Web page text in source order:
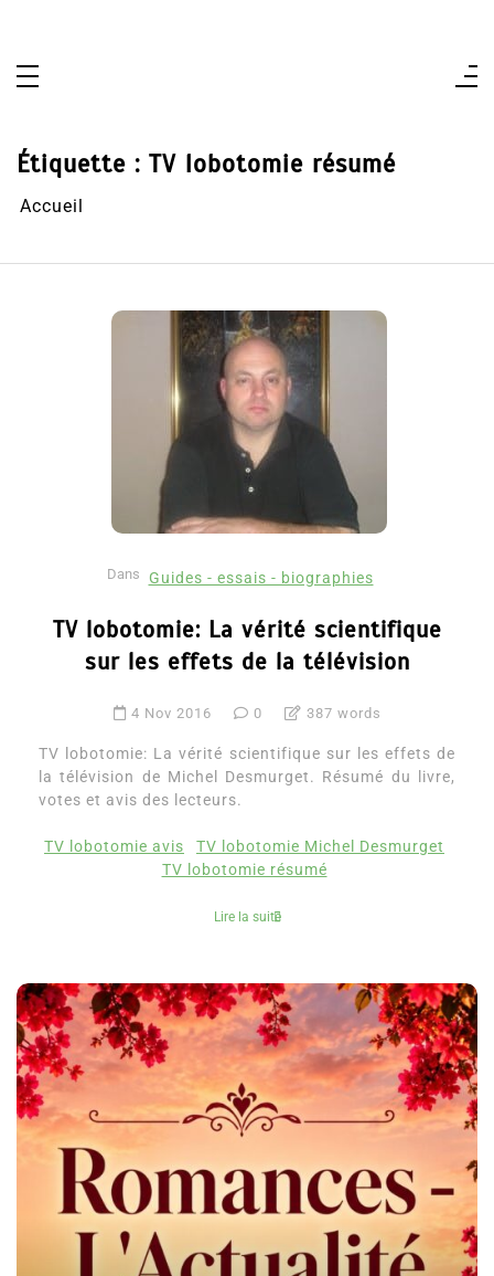
Étiquette : TV lobotomie résumé
Accueil
Dans Guides - essais - biographies
TV lobotomie: La vérité scientifique
sur les effets de la télévision
4 Nov 2016 0 387 words
TV lobotomie: La vérité scientifique sur les effets de
la télévision de Michel Desmurget. Résumé du livre,
votes et avis des lecteurs.
TV lobotomie avis
TV lobotomie Michel Desmurget
TV lobotomie résumé
Lire la suite